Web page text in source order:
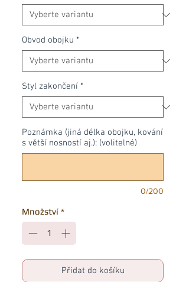
Obvod obojku *
Styl zakončení *
Poznámka (jiná délka obojku, kování
s větší nosností aj.): (volitelné)
0/200
Množství *
Přidat do košíku